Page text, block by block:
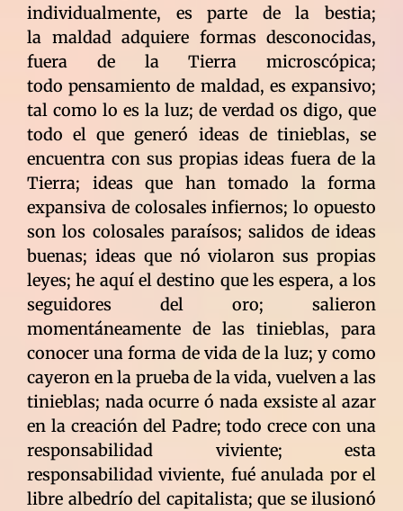
individualmente, es parte de la bestia;
la maldad adquiere formas desconocidas,
fuera de la Tierra microscópica;
todo pensamiento de maldad, es expansivo;
tal como lo es la luz; de verdad os digo, que
todo el que generó ideas de tinieblas, se
encuentra con sus propias ideas fuera de la
Tierra; ideas que han tomado la forma
expansiva de colosales infiernos; lo opuesto
son los colosales paraísos; salidos de ideas
buenas; ideas que nó violaron sus propias
leyes; he aquí el destino que les espera, a los
seguidores del oro; salieron
momentáneamente de las tinieblas, para
conocer una forma de vida de la luz; y como
cayeron en la prueba de la vida, vuelven a las
tinieblas; nada ocurre ó nada exsiste al azar
en la creación del Padre; todo crece con una
responsabilidad viviente; esta
responsabilidad viviente, fué anulada por el
libre albedrío del capitalista; que se ilusionó